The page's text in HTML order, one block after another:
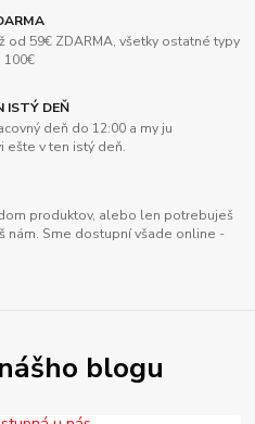
od 59€ ZDARMA, všetky ostatné typy
100€
ISTÝ DEŇ
deň do 12:00 a my ju
ešte v ten istý deň.
produktov, alebo len potrebuješ
nám. Sme dostupní všade online -
blogu